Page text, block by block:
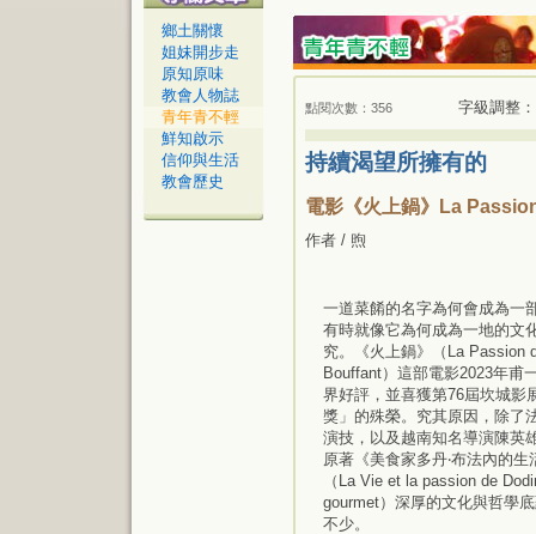
鄉土關懷
姐妹開步走
原知原味
教會人物誌
青年青不輕
鮮知啟示
信仰與生活
教會歷史
點閱次數：356 字級調整：
持續渴望所擁有的
電影《火上鍋》La
作者 / 煦
一道菜餚的名字為何會成為一
有時就像它為何成為一地的文
究。《火上鍋》（La Passion
Bouffant）這部電影2023年甫
界好評，並喜獲第76屆坎城影
獎」的殊榮。究其原因，除了
演技，以及越南知名導演陳英
原著《美食家多丹‧布法內的生
（La Vie et la passion de
gourmet）深厚的文化與哲學
不少。